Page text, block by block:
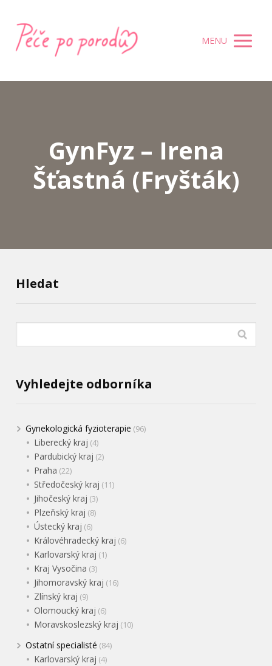
MENU
GynFyz – Irena
Šťastná (Fryšták)
Hledat
Vyhledejte odborníka
Gynekologická fyzioterapie (96)
Liberecký kraj (4)
Pardubický kraj (2)
Praha (22)
Středočeský kraj (11)
Jihočeský kraj (3)
Plzeňský kraj (8)
Ústecký kraj (6)
Královéhradecký kraj (6)
Karlovarský kraj (1)
Kraj Vysočina (3)
Jihomoravský kraj (16)
Zlínský kraj (9)
Olomoucký kraj (6)
Moravskoslezský kraj (10)
Ostatní specialisté (84)
Karlovarský kraj (4)